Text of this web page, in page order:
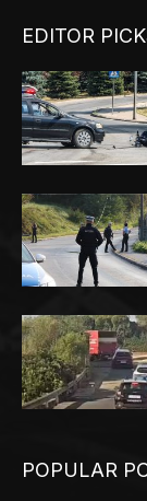
EDITOR
POPULAR